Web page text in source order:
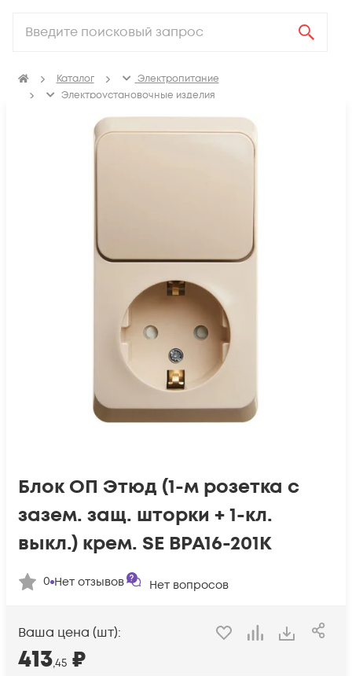
Каталог
Электропитание
Электроустановочные изделия
Блок ОП Этюд (1-м розетка с
зазем. защ. шторки + 1-кл.
выкл.) крем. SE BPA16-201K
0 Нет отзывов Нет вопросов
Ваша цена (шт):
413,45 ₽